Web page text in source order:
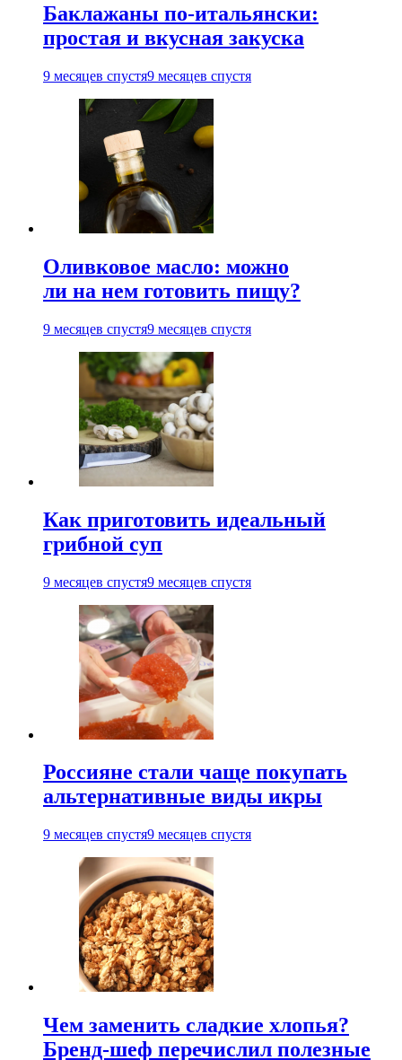
Баклажаны по-итальянски:
простая и вкусная закуска
9 месяцев спустя9 месяцев спустя
Оливковое масло: можно
ли на нем готовить пищу?
9 месяцев спустя9 месяцев спустя
Как приготовить идеальный
грибной суп
9 месяцев спустя9 месяцев спустя
Россияне стали чаще покупать
альтернативные виды икры
9 месяцев спустя9 месяцев спустя
Чем заменить сладкие хлопья?
Бренд-шеф перечислил полезные